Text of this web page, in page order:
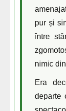
pur și
între
nimic
Era
departe